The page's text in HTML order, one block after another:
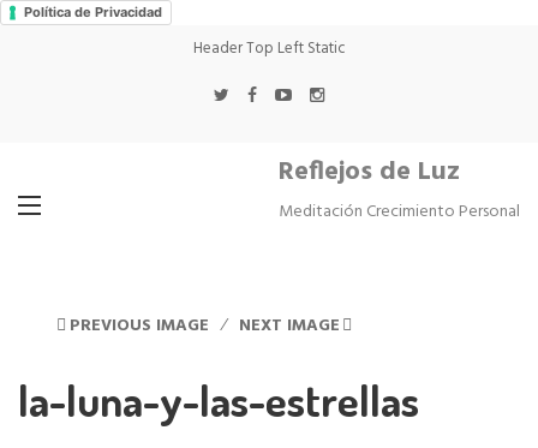
Política de Privacidad
Header Top Left Static
Reflejos de Luz
Meditación Crecimiento Personal
PREVIOUS IMAGE NEXT IMAGE
la-luna-y-las-estrellas